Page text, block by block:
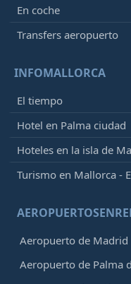
En coche
Transfers aeropuerto
INFOMALLORCA
El tiempo
Hotel en Palma ciudad
Hoteles en la isla de
Turismo en Mallorca -
Aeropuerto de Madrid
Aeropuerto de Palma